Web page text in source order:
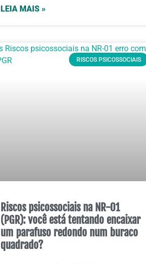
LEIA MAIS »
RISCOS PSICOSSOCIAIS
Riscos psicossociais na NR-01
(PGR): você está tentando encaixar
um parafuso redondo num buraco
quadrado?